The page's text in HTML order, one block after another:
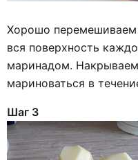
Хорошо перемешиваем
вся поверхность
маринадом.
мариноваться в
Шаг 3